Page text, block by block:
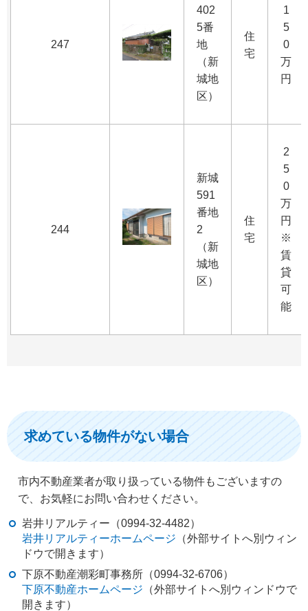
247
402
5番
地
（新
城地
区）
住
宅
1
5
0
万
円
244
新城
591
番地
2
（新
城地
区）
住
宅
2
5
0
万
円
※
賃
貸
可
能
求めている物件がない場合
市内不動産業者が取り扱っている物件もございますの
で、お気軽にお問い合わせください。
岩井リアルティー（0994-32-4482）
岩井リアルティーホームページ （外部サイトへ別ウィン
ドウで開きます）
下原不動産潮彩町事務所（0994-32-6706）
下原不動産ホームページ （外部サイトへ別ウィンドウで
開きます）